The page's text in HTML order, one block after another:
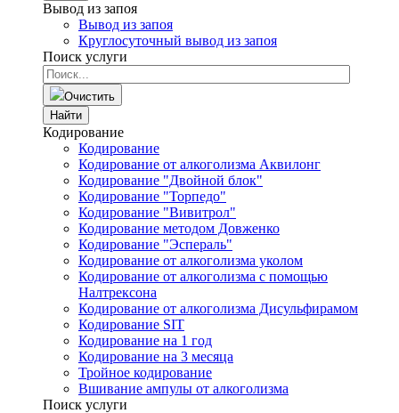
Вывод из запоя
Вывод из запоя
Круглосуточный вывод из запоя
Поиск услуги
Очистить
Найти
Кодирование
Кодирование
Кодирование от алкоголизма Аквилонг
Кодирование "Двойной блок"
Кодирование "Торпедо"
Кодирование "Вивитрол"
Кодирование методом Довженко
Кодирование "Эспераль"
Кодирование от алкоголизма уколом
Кодирование от алкоголизма с помощью
Налтрексона
Кодирование от алкоголизма Дисульфирамом
Кодирование SIT
Кодирование на 1 год
Кодирование на 3 месяца
Тройное кодирование
Вшивание ампулы от алкоголизма
Поиск услуги